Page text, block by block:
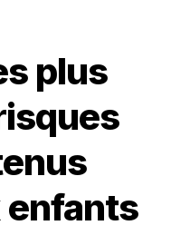
plus
enfants